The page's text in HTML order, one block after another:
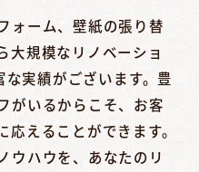
ォーム、壁紙の張り替
大規模なリノベーショ
実績がございます。豊
がいるからこそ、お客
えることができます。
ウハウを、あなたのリ